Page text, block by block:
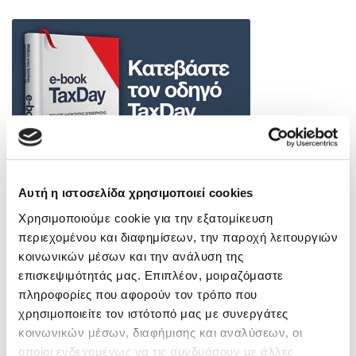
Αυτή η ιστοσελίδα χρησιμοποιεί cookies
Χρησιμοποιούμε cookie για την εξατομίκευση
περιεχομένου και διαφημίσεων, την παροχή λειτουργιών
κοινωνικών μέσων και την ανάλυση της
επισκεψιμότητάς μας. Επιπλέον, μοιραζόμαστε
πληροφορίες που αφορούν τον τρόπο που
χρησιμοποιείτε τον ιστότοπό μας με συνεργάτες
κοινωνικών μέσων, διαφήμισης και αναλύσεων, οι
οποίοι ενδεχομένως να τις συνδυάσουν με άλλες
Γνωρίστε την EFM